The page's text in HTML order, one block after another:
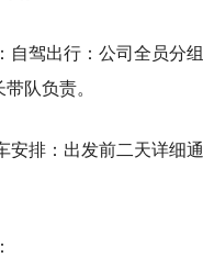
自驾出行：公司全员分组
队负责。
安排：出发前二天详细通